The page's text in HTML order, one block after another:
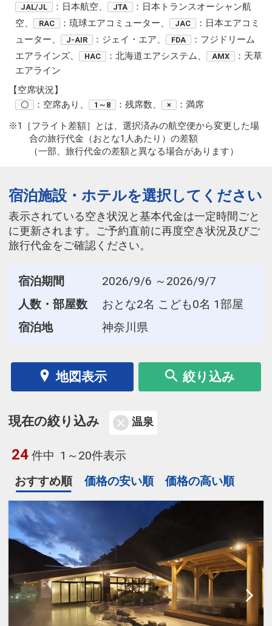
JAL/JL ：日本航空、 JTA
：日本トランスオーシャン航
空、
RAC ：琉球エアコミューター、 JAC
：日本エアコミ
ューター、
J-AIR ：ジェイ・エア、 FDA
：フジドリーム
エアラインズ、
HAC ：北海道エアシステム、 AMX
：天草
エアライン
【空席状況】
〇 ：空席あり、 1～8 ：残席数、 ×
：満席
※1［フライト差額］とは、選択済みの航空便から変更した場
合の旅行代金（おとな1人あたり）の差額
（一部、旅行代金の差額と異なる場合があります）
宿泊施設・ホテルを選択してください
表示されている空き状況と基本代金は一定時間ごと
に更新されます。ご予約直前に再度空き状況及びご
旅行代金をご確認ください。
宿泊期間
2026/9/6 ～2026/9/7
人数・部屋数
おとな2名 こども0名 1部屋
宿泊地
神奈川県
地図表示 絞り込み
現在の絞り込み 温泉
24 件中 1～20件表示
おすすめ順
価格の安い順 価格の高い順